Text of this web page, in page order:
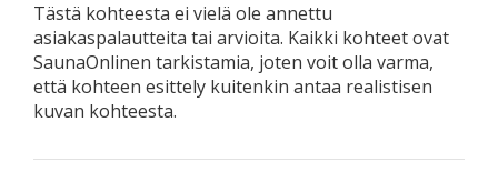
Tästä kohteesta ei vielä ole annettu
asiakaspalautteita tai arvioita. Kaikki kohteet ovat
SaunaOnlinen tarkistamia, joten voit olla varma,
että kohteen esittely kuitenkin antaa realistisen
kuvan kohteesta.